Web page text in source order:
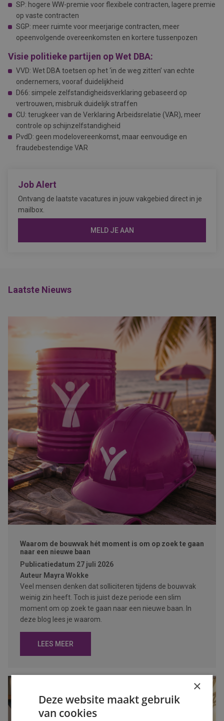
SP: hogere WW-premie voor flexibele contracten, lagere premie
op vaste contracten
SGP: meer ruimte voor meerjarige contracten, meer
opeenvolgende overeenkomsten en kortere tussenpozen
Visie politieke partijen op Wet DBA:
VVD: Wet DBA toetsen op het ‘in de weg zitten’ van echte
ondernemers, vooraf duidelijkheid
D66: simpele zelfstandigheidsverklaring gebaseerd op
vertrouwen, misbruik duidelijk straffen
CU: terugkeer van de Verklaring Arbeidsrelatie (VAR), meer
controle op schijnzelfstandigheid
PvdD: geen modelovereenkomst, maar eenvoudige en
fraudebestendige VAR
Job Alert
Ontvang de laatste vacatures in jouw vakgebied direct in je
mailbox.
MELD JE AAN
Laatste Nieuws
Waarom de bouwvak hét moment is om op zoek te gaan
naar een nieuwe baan
Publicatiedatum 27 juli 2026
Auteur Mayra Wokke
Veel mensen denken dat solliciteren tijdens de bouwvak
weinig zin heeft. Toch is juist deze periode een slim
moment om op zoek te gaan naar een nieuwe baan. In
deze blog lees je waarom.
LEES MEER
×
Deze website maakt gebruik
van cookies